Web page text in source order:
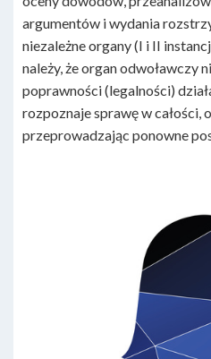
argumentów i wydania
niezależne organy (I i II
należy, że organ odwoławczy
poprawności (legalności)
rozpoznaje sprawę w całości,
przeprowadzając ponowne